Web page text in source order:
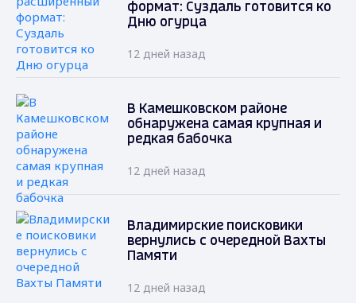
формат: Суздаль готовится ко
Дню огурца
12 дней назад
В Камешковском районе
обнаружена самая крупная и
редкая бабочка
12 дней назад
Владимирские поисковики
вернулись с очередной Вахты
Памяти
12 дней назад